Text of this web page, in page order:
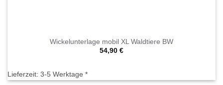
Wickelunterlage mobil XL Waldtiere BW
54,90 €
Lieferzeit: 3-5 Werktage *